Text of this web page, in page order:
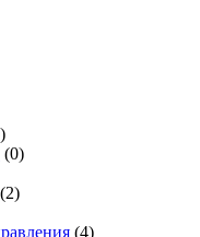
(0)
(2)
(4)